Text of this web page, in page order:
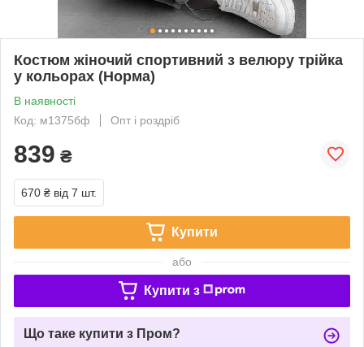
Костюм жіночий спортивний з велюру трійка
у кольорах (Норма)
В наявності
Код: м1375бф
Опт і роздріб
839 ₴
670 ₴ від 7 шт.
Купити
або
Купити з
Що таке купити з Пром?